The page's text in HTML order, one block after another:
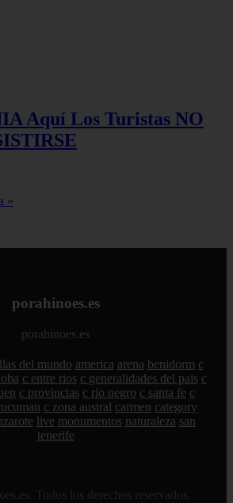
Aquí Los Turistas NO
»
porahinoes.es
porahinoes.es
del mundo america arena benidorm c
c entre rios c generalidades del pais c
c provincias c rio negro c santa fe c
c zona austral carmen category
live monumentos naturaleza san
tenerife
Todos los derechos reservados.